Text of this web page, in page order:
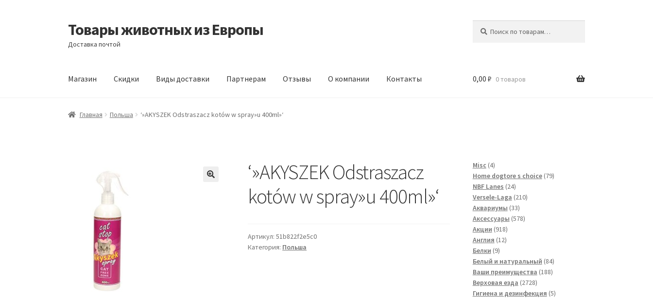
Перейти
к
навигации
Перейти
к
содержимому
Товары животных из Европы
Доставка почтой
Магазин Скидки Виды доставки Партнерам Отзывы О компании Контакты
Главная Виды доставки Заказать доставку корма из Германии
0,00 ₽ 0 товаров
Главная Польша ‘»AKYSZEK Odstraszacz kotów w spray»u 400ml»‘
‘»AKYSZEK Odstraszacz
kotów w spray»u 400ml»‘
Артикул:51b822f2e5c0
Категория: Польша
Misc 44
товара
Home dogtore s choice 7979
NBF Lanes 2424
товара
Versele-Laga 210210
Аквариумы 3333
товара
Аксессуары 578578
Акции 918918
товаров
Англия 1212
Белки 99
товаров
Белый и натуральный 8484
товара
Ваши преимущества 188188
Верховая езда 27282728
товаров
Гигиена и дезинфекция 55